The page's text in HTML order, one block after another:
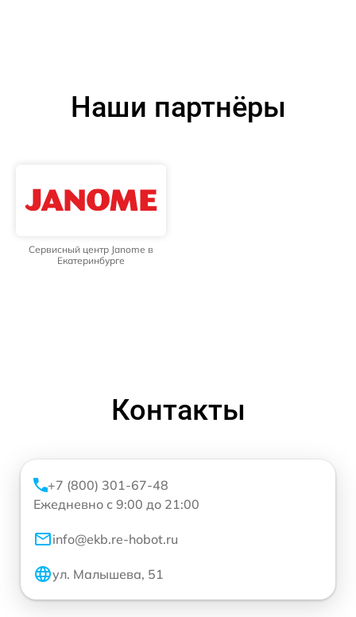
Наши партнёры
Сервисный центр Janome в
Екатеринбурге
Контакты
+7 (800) 301-67-48
Ежедневно с 9:00 до 21:00
info@ekb.re-hobot.ru
ул. Малышева, 51